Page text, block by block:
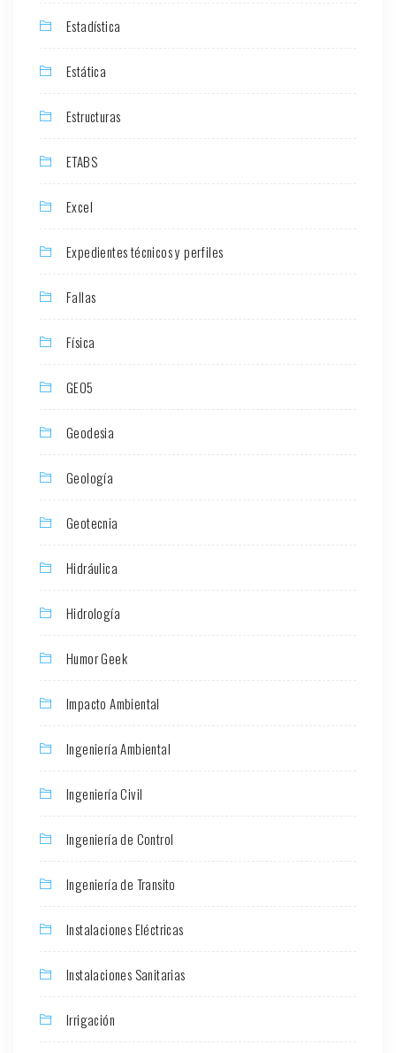
Estadística
Estática
Estructuras
ETABS
Excel
Expedientes técnicos y perfiles
Fallas
Física
GEO5
Geodesia
Geología
Geotecnia
Hidráulica
Hidrología
Humor Geek
Impacto Ambiental
Ingeniería Ambiental
Ingeniería Civil
Ingeniería de Control
Ingeniería de Transito
Instalaciones Eléctricas
Instalaciones Sanitarias
Irrigación